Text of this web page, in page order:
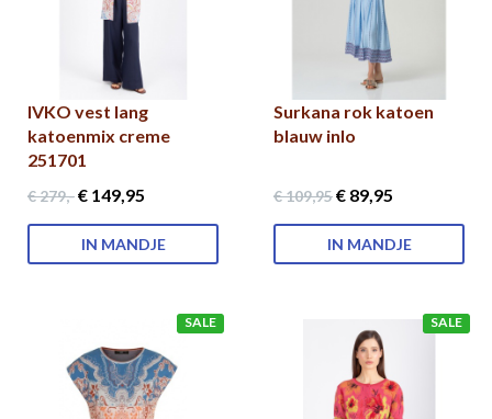
IVKO vest lang
katoenmix creme
251701
€ 279,-€ 149,95
IN MANDJE
Surkana rok katoen
blauw inlo
€ 109,95€ 89,95
IN MANDJE
SALE SALE